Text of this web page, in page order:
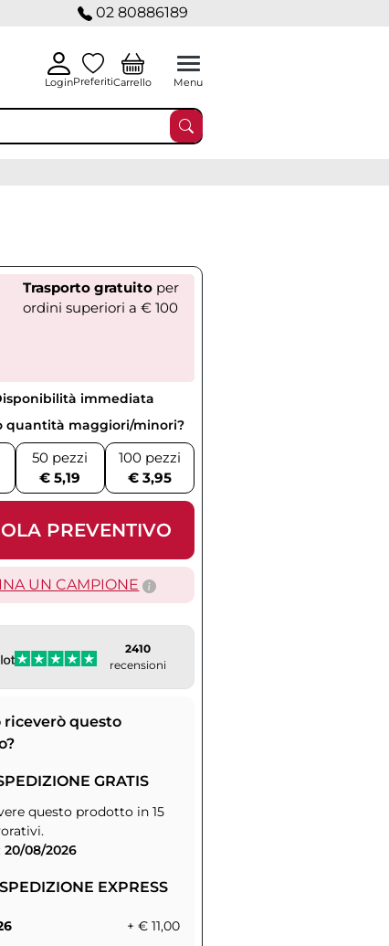
02 80886189
LoginPreferitiCarrello Menu
Trasporto gratuitoper
ordini superiori a € 100
immediata
quantità maggiori/minori?
50 pezzi
€ 5,19
100 pezzi
€ 3,95
PREVENTIVO
UN CAMPIONE
2410
recensioni
riceverò questo
GRATIS
questo prodotto in 15
20/08/2026
SPEDIZIONE EXPRESS
+ € 11,00